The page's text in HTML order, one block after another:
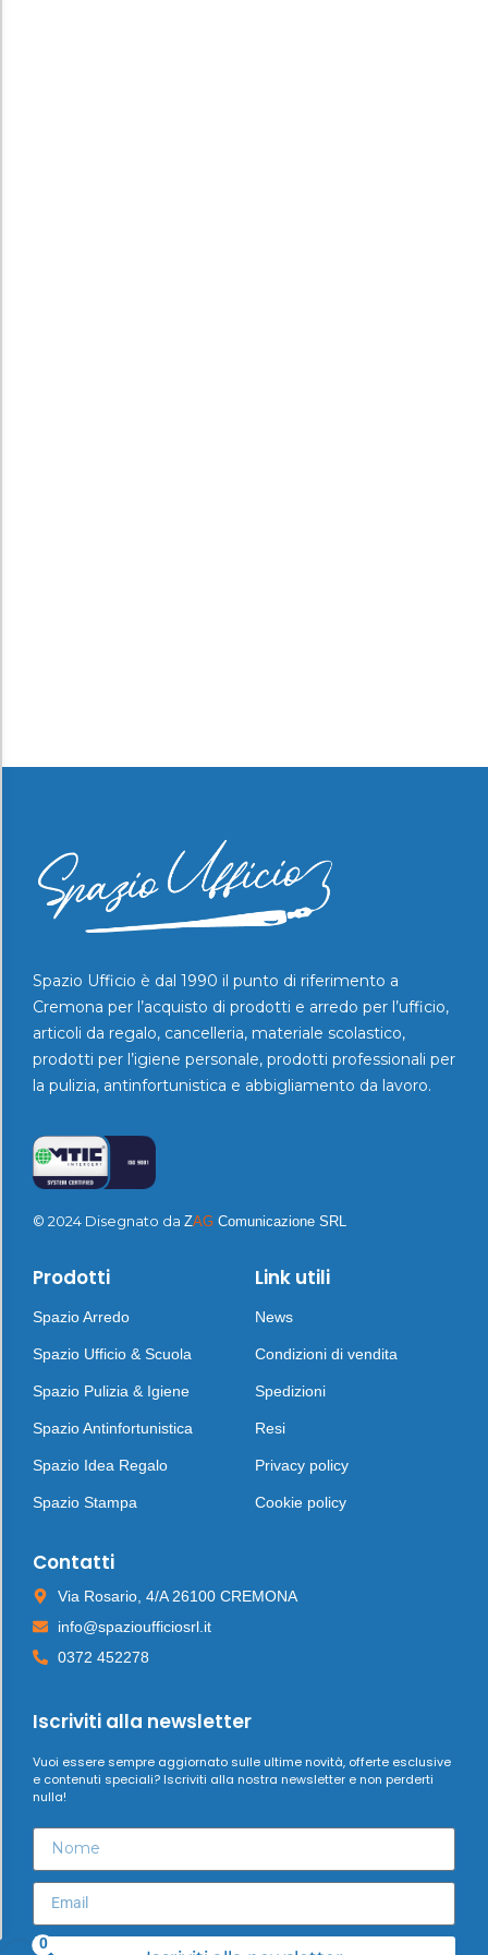
0
Spazio Ufficio è dal 1990 il punto di riferimento a
Cremona per l’acquisto di prodotti e arredo per l’ufficio,
articoli da regalo, cancelleria, materiale scolastico,
prodotti per l’igiene personale, prodotti professionali per
la pulizia, antinfortunistica e abbigliamento da lavoro.
© 2024 Disegnato da ZAG Comunicazione SRL
Prodotti
Spazio Arredo
Spazio Ufficio & Scuola
Spazio Pulizia & Igiene
Spazio Antinfortunistica
Spazio Idea Regalo
Spazio Stampa
Link utili
News
Condizioni di vendita
Spedizioni
Resi
Privacy policy
Cookie policy
Contatti
Via Rosario, 4/A 26100 CREMONA
info@spazioufficiosrl.it
0372 452278
Iscriviti alla newsletter
Vuoi essere sempre aggiornato sulle ultime novità, offerte esclusive
e contenuti speciali? Iscriviti alla nostra newsletter e non perderti
nulla!